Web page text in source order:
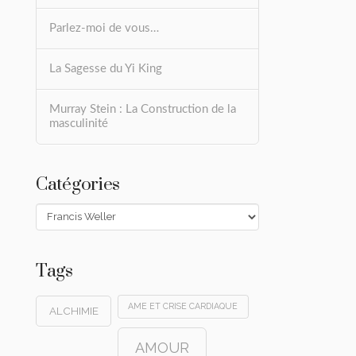
Parlez-moi de vous…
La Sagesse du Yi King
Murray Stein : La Construction de la
masculinité
Catégories
Catégories
Tags
ALCHIMIE AME ET CRISE CARDIAQUE
AMOUR